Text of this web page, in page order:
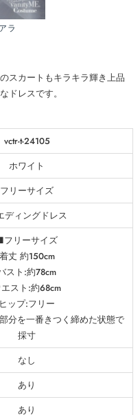
ラ
スカートもキラキラ輝き上品
ドレスです。
vctr-t-24105
ホワイト
フリーサイズ
ディングドレス
リーサイズ
着丈 約150cm
スト:約78cm
スト:約68cm
ヒップ:フリー
分を一番きつく締めた状態で
採寸
なし
あり
あり